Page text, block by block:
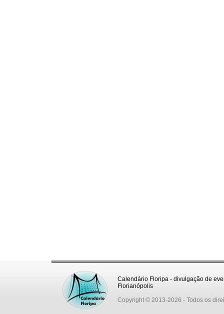
Calendário Floripa - divulgação de
Florianópolis
Copyright © 2013-2026 - Todos os